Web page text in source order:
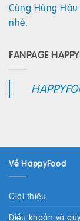
Cùng Hùng
nhé.
FANPAGE
Về HappyFood
Giới thiệu
Điều khoản và